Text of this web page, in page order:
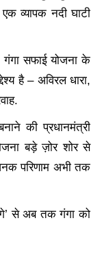
व्यापक नदी घाटी
गंगा सफाई योजना के
है – अविरल धारा,
की प्रधानमंत्री
बड़े ज़ोर शोर से
परिणाम अभी तक
से अब तक गंगा को